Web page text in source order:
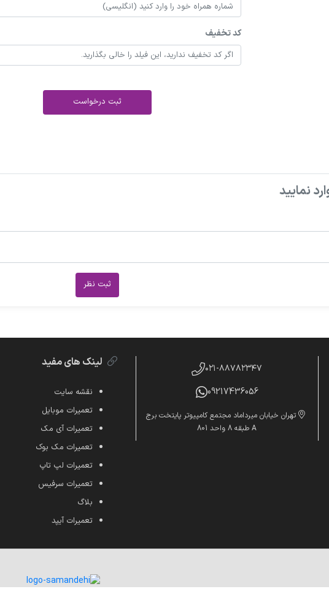
کد تخفیف
ثبت درخواست
نمایید
ثبت نظر
۰۲۱-۸۸۷۸۲۳۴۷
09217436056
تهران خیابان میرداماد مجتمع کامپیوتر پایتخت برج
A طبقه 8 واحد 801
لینک های مفید
نقشه سایت
تعمیرات موبایل
تعمیرات آی مک
تعمیرات مک بوک
تعمیرات لپ تاپ
تعمیرات سرفیس
بلاگ
تعمیرات آیپد